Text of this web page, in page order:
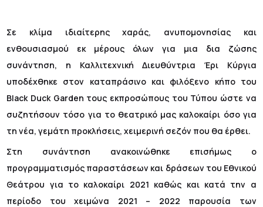
Σε κλίμα ιδιαίτερης χαράς, ανυπομονησίας και
ενθουσιασμού εκ μέρους όλων για μια δια ζώσης
συνάντηση, η Καλλιτεχνική Διευθύντρια Έρι Κύργια
υποδέχθηκε στον καταπράσινο και φιλόξενο κήπο του
Black Duck Garden τους εκπροσώπους του Τύπου ώστε να
συζητήσουν τόσο για το θεατρικό μας καλοκαίρι όσο για
τη νέα, γεμάτη προκλήσεις, χειμερινή σεζόν που θα έρθει.
Στη συνάντηση ανακοινώθηκε επισήμως ο
προγραμματισμός παραστάσεων και δράσεων του Εθνικού
Θεάτρου για το καλοκαίρι 2021 καθώς και κατά την α
περίοδο του χειμώνα 2021 – 2022 παρουσία των